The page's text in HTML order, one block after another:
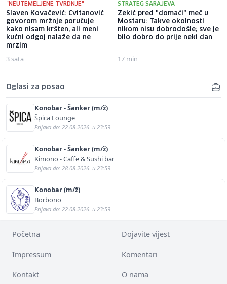
"NEUTEMELJENE TVRDNJE"
Slaven Kovačević: Cvitanović
govorom mržnje poručuje
kako nisam kršten, ali meni
kućni odgoj nalaže da ne
mrzim
3 sata
STRATEG SARAJEVA
Zekić pred "domaći" meč u
Mostaru: Takve okolnosti
nikom nisu dobrodošle; sve je
bilo dobro do prije neki dan
17 min
Oglasi za posao
Konobar - Šanker (m/ž)
Špica Lounge
Prijava do: 22.08.2026. u 23:59
Konobar - Šanker (m/ž)
Kimono - Caffe & Sushi bar
Prijava do: 28.08.2026. u 23:59
Konobar (m/ž)
Borbono
Prijava do: 22.08.2026. u 23:59
Početna Dojavite vijest
Impressum Komentari
Kontakt O nama